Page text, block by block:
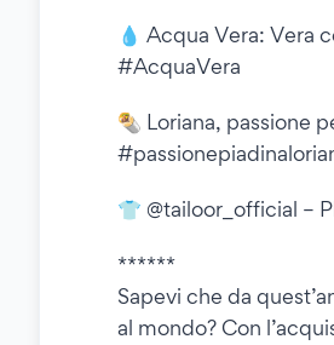
💧 Acqua Vera: Vera
#AcquaVera
🌯 Loriana, passione
👕 @tailoor_official –
******
Sapevi che da
al mondo? Con